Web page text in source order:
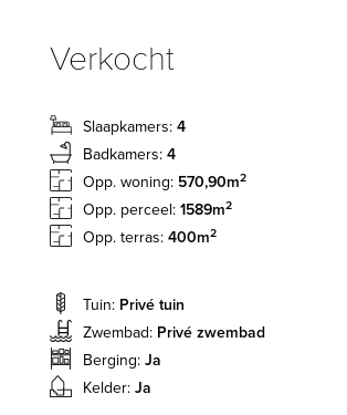
Verkocht
Slaapkamers: 4
Badkamers: 4
Opp. woning: 570,90m2
Opp. perceel: 1589m2
Opp. terras: 400m2
Tuin: Privé tuin
Zwembad: Privé zwembad
Berging: Ja
Kelder: Ja